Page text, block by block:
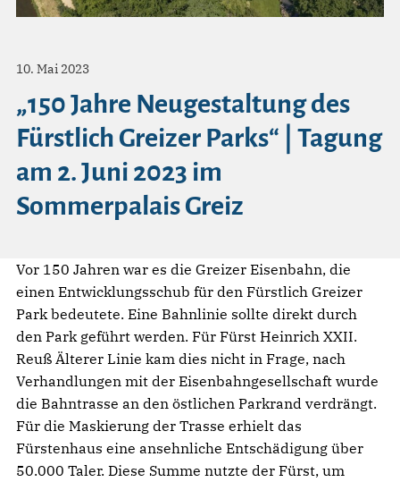
10. Mai 2023
„150 Jahre Neugestaltung des
Fürstlich Greizer Parks“ | Tagung
am 2. Juni 2023 im
Sommerpalais Greiz
Vor 150 Jahren war es die Greizer Eisenbahn, die
einen Entwicklungsschub für den Fürstlich Greizer
Park bedeutete. Eine Bahnlinie sollte direkt durch
den Park geführt werden. Für Fürst Heinrich XXII.
Reuß Älterer Linie kam dies nicht in Frage, nach
Verhandlungen mit der Eisenbahngesellschaft wurde
die Bahntrasse an den östlichen Parkrand verdrängt.
Für die Maskierung der Trasse erhielt das
Fürstenhaus eine ansehnliche Entschädigung über
50.000 Taler. Diese Summe nutzte der Fürst, um